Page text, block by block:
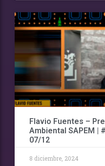
Flavio Fuentes –
Ambiental SAPEM |
07/12
8 diciembre, 2024